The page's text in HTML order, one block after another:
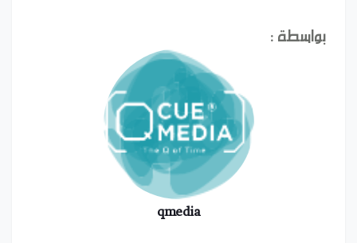
بواسطة :
qmedia